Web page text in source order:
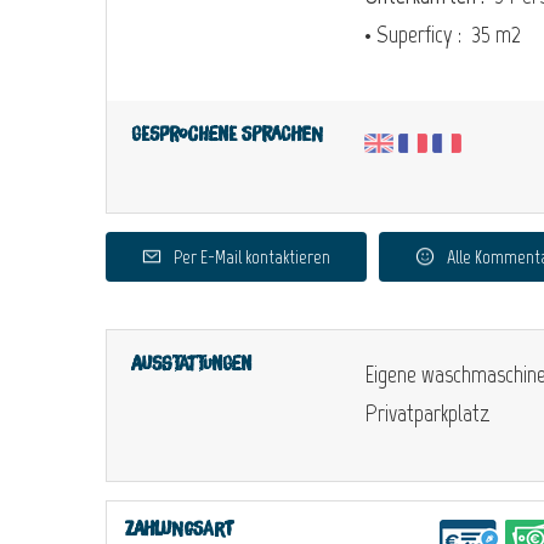
• Superficy : 35 m2
Gesprochene Sprachen
Per E-Mail kontaktieren Alle
Ausstattungen
Eigene waschmaschine
Privatparkplatz
Zahlungsart